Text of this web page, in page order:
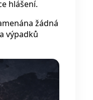
hlášení.
žádná
výpadků